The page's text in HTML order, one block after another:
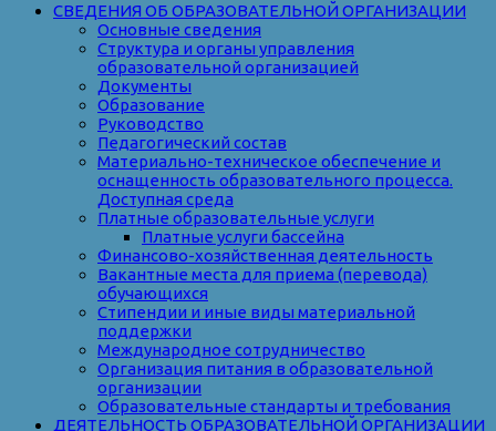
СВЕДЕНИЯ ОБ ОБРАЗОВАТЕЛЬНОЙ ОРГАНИЗАЦИИ
Основные сведения
Структура и органы управления
образовательной организацией
Документы
Образование
Руководство
Педагогический состав
Материально-техническое обеспечение и
оснащенность образовательного процесса.
Доступная среда
Платные образовательные услуги
Платные услуги бассейна
Финансово-хозяйственная деятельность
Вакантные места для приема (перевода)
обучающихся
Стипендии и иные виды материальной
поддержки
Международное сотрудничество
Организация питания в образовательной
организации
Образовательные стандарты и требования
ДЕЯТЕЛЬНОСТЬ ОБРАЗОВАТЕЛЬНОЙ ОРГАНИЗАЦИИ